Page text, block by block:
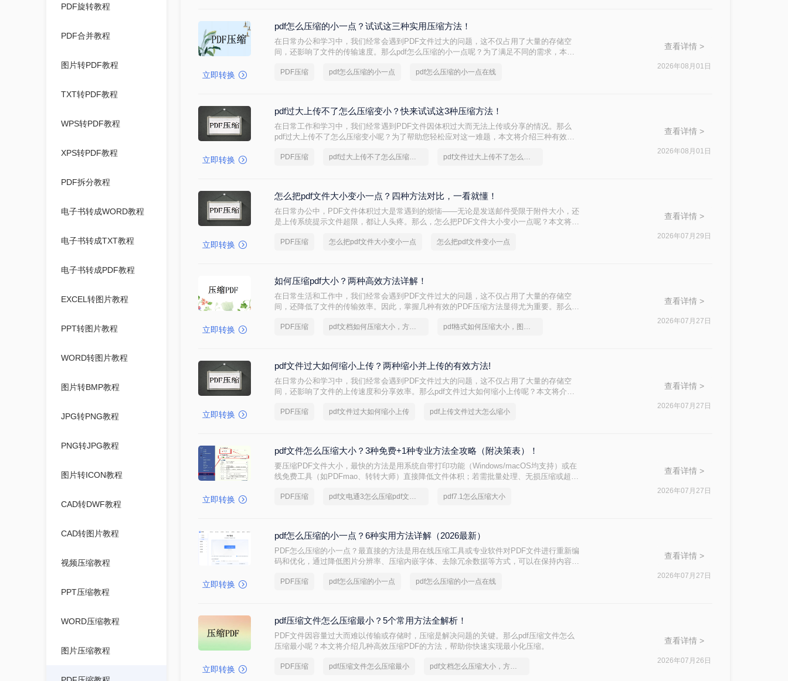
PDF旋转教程
PDF合并教程
图片转PDF教程
TXT转PDF教程
WPS转PDF教程
XPS转PDF教程
PDF拆分教程
电子书转成WORD教程
电子书转成TXT教程
电子书转成PDF教程
EXCEL转图片教程
PPT转图片教程
WORD转图片教程
图片转BMP教程
JPG转PNG教程
PNG转JPG教程
图片转ICON教程
CAD转DWF教程
CAD转图片教程
视频压缩教程
PPT压缩教程
WORD压缩教程
图片压缩教程
立即转换
pdf怎么压缩的小一点？试试这三种实用压缩方法！
在日常办公和学习中，我们经常会遇到PDF文件过大的问题，这不仅占用了大量的存储空
间，还影响了文件的传输速度。那么pdf怎么压缩的小一点呢？为了满足不同的需求，本文
PDF压缩 pdf怎么压缩的小一点 pdf怎么压缩的小一点在线
查看详情 >
2026年08月01日
立即转换
pdf过大上传不了怎么压缩变小？快来试试这3种压缩方法！
在日常工作和学习中，我们经常遇到PDF文件因体积过大而无法上传或分享的情况。那么
pdf过大上传不了怎么压缩变小呢？为了帮助您轻松应对这一难题，本文将介绍三种有效的
PDF压缩 pdf过大上传不了怎么压缩变小 pdf文件过大上传不了怎么压缩变小
查看详情 >
2026年08月01日
立即转换
怎么把pdf文件大小变小一点？四种方法对比，一看就懂！
在日常办公中，PDF文件体积过大是常遇到的烦恼——无论是发送邮件受限于附件大小，还
是上传系统提示文件超限，都让人头疼。那么，怎么把PDF文件大小变小一点呢？本文将先
需求快速选择最合适的方法。
PDF压缩 怎么把pdf文件大小变小一点 怎么把pdf文件变小一点
查看详情 >
2026年07月29日
立即转换
如何压缩pdf大小？两种高效方法详解！
在日常生活和工作中，我们经常会遇到PDF文件过大的问题，这不仅占用了大量的存储空
间，还降低了文件的传输效率。因此，掌握几种有效的PDF压缩方法显得尤为重要。那么如
PDF压缩 pdf文档如何压缩大小，方法详解 pdf格式如何压缩大小，图文详解
查看详情 >
2026年07月27日
立即转换
pdf文件过大如何缩小上传？两种缩小并上传的有效方法!
在日常办公和学习中，我们经常会遇到PDF文件过大的问题，这不仅占用了大量的存储空
间，还影响了文件的上传速度和分享效率。那么pdf文件过大如何缩小上传呢？本文将介绍
PDF压缩 pdf文件过大如何缩小上传 pdf上传文件过大怎么缩小
查看详情 >
2026年07月27日
立即转换
pdf文件怎么压缩大小？3种免费+1种专业方法全攻略（附决策表）！
要压缩PDF文件大小，最快的方法是用系统自带打印功能（Windows/macOS均支持）或在
线免费工具（如PDFmao、转转大师）直接降低文件体积；若需批量处理、无损压缩或超过
采样，且完全本地处理，安全无广告。下面用一张决策表帮你3秒定位自己的需求，然后逐
PDF压缩 pdf文电通3怎么压缩pdf文档大小 pdf7.1怎么压缩大小
查看详情 >
2026年07月27日
立即转换
pdf怎么压缩的小一点？6种实用方法详解（2026最新）
PDF怎么压缩的小一点？最直接的方法是用在线压缩工具或专业软件对PDF文件进行重新编
码和优化，通过降低图片分辨率、压缩内嵌字体、去除冗余数据等方式，可以在保持内容可
PDF压缩 pdf怎么压缩的小一点 pdf怎么压缩的小一点在线
查看详情 >
2026年07月27日
立即转换
pdf压缩文件怎么压缩最小？5个常用方法全解析！
PDF文件因容量过大而难以传输或存储时，压缩是解决问题的关键。那么pdf压缩文件怎么
压缩最小呢？本文将介绍几种高效压缩PDF的方法，帮助你快速实现最小化压缩。
PDF压缩 pdf压缩文件怎么压缩最小 pdf文档怎么压缩大小，方法详细解析
查看详情 >
2026年07月26日